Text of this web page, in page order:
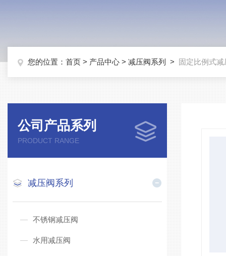
您的位置： 首页 > 产品中心 > 减压阀系列 > 固定比例式减
公司产品系列
PRODUCT RANGE
减压阀系列
不锈钢减压阀
水用减压阀